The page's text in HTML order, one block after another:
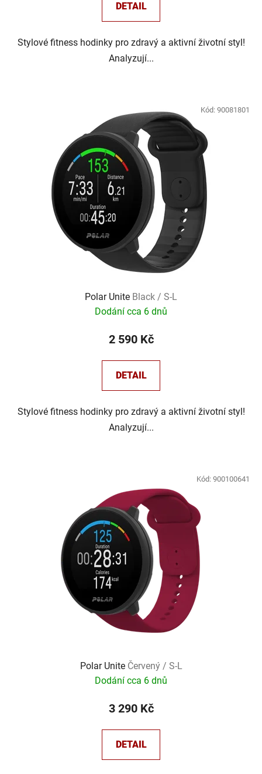
DETAIL
Stylové fitness hodinky pro zdravý a aktivní životní styl!
Analyzují...
Polar Unite Black / S-L
Dodání cca 6 dnů
2 590 Kč
DETAIL
Stylové fitness hodinky pro zdravý a aktivní životní styl!
Analyzují...
Kód: 90081801
Polar Unite Červený / S-L
Dodání cca 6 dnů
3 290 Kč
DETAIL
Kód: 900100641